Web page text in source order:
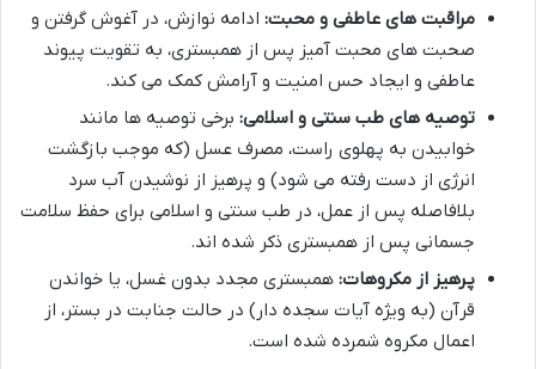
مراقبت های عاطفی و محبت: ادامه نوازش، در آغوش گرفتن و
صحبت های محبت آمیز پس از همبستری، به تقویت پیوند
عاطفی و ایجاد حس امنیت و آرامش کمک می کند.
توصیه های طب سنتی و اسلامی: برخی توصیه ها مانند
خوابیدن به پهلوی راست، مصرف عسل (که موجب بازگشت
انرژی از دست رفته می شود) و پرهیز از نوشیدن آب سرد
بلافاصله پس از عمل، در طب سنتی و اسلامی برای حفظ سلامت
جسمانی پس از همبستری ذکر شده اند.
پرهیز از مکروهات: همبستری مجدد بدون غسل، یا خواندن
قرآن (به ویژه آیات سجده دار) در حالت جنابت در بستر، از
اعمال مکروه شمرده شده است.